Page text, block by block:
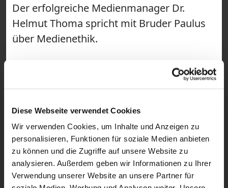
Diese Webseite verwendet Cookies
Wir verwenden Cookies, um Inhalte und Anzeigen zu
personalisieren, Funktionen für soziale Medien anbieten
zu können und die Zugriffe auf unsere Website zu
analysieren. Außerdem geben wir Informationen zu Ihrer
Verwendung unserer Website an unsere Partner für
Der erfolgreiche Medienmanager Dr.
Helmut Thoma spricht mit Bruder Paulus
über Medienethik.